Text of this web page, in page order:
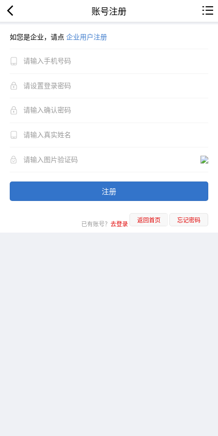
账号注册
如您是企业，请点 企业用户注册
注册
已有账号？ 去登录 返回首页 忘记密码